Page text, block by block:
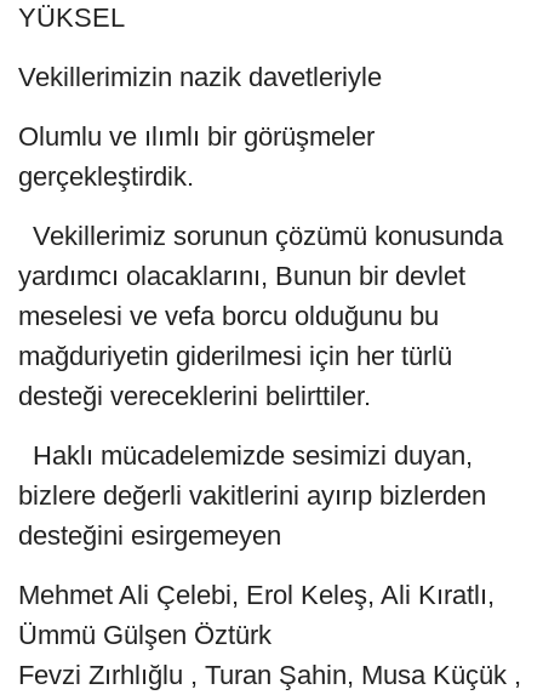
YÜKSEL
Vekillerimizin nazik davetleriyle
Olumlu ve ılımlı bir görüşmeler
gerçekleştirdik.
Vekillerimiz sorunun çözümü konusunda
yardımcı olacaklarını, Bunun bir devlet
meselesi ve vefa borcu olduğunu bu
mağduriyetin giderilmesi için her türlü
desteği vereceklerini belirttiler.
Haklı mücadelemizde sesimizi duyan,
bizlere değerli vakitlerini ayırıp bizlerden
desteğini esirgemeyen
Mehmet Ali Çelebi, Erol Keleş, Ali Kıratlı,
Ümmü Gülşen Öztürk
Fevzi Zırhlığlu , Turan Şahin, Musa Küçük ,